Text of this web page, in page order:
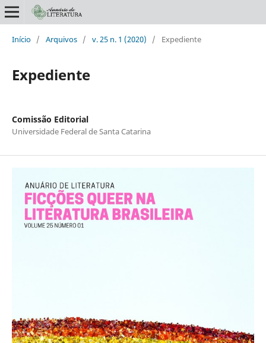
Início / Arquivos / v. 25 n. 1 (2020) / Expediente
Expediente
Comissão Editorial
Universidade Federal de Santa Catarina